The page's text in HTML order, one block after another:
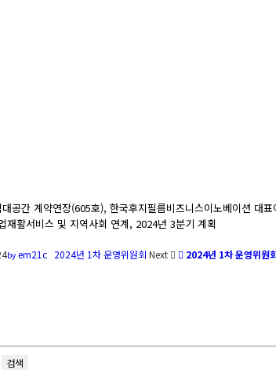
공간 계약연장(605호), 한국후지필름비즈니스이노베이션 대
활서비스 및 지역사회 연계, 2024년 3분기 계획
by em21c 2024년 1차 운영위원회 Next 2024년 1차 운영위원
검색